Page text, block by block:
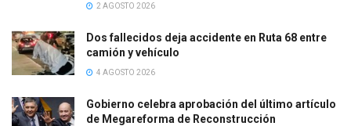
2 AGOSTO 2026
Dos fallecidos deja accidente en Ruta 68 entre
camión y vehículo
4 AGOSTO 2026
Gobierno celebra aprobación del último artículo
de Megareforma de Reconstrucción